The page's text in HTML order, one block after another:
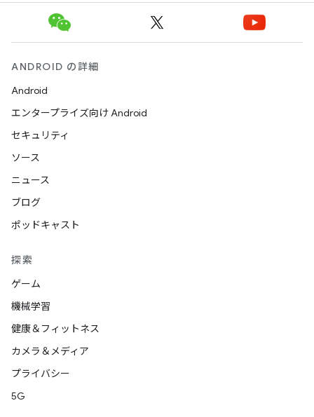
ANDROID の詳細
Android
エンタープライズ向け Android
セキュリティ
ソース
ニュース
ブログ
ポッドキャスト
探索
ゲーム
機械学習
健康＆フィットネス
カメラ＆メディア
プライバシー
5G